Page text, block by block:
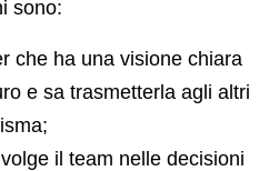
sono:
che ha una visione chiara
e sa trasmetterla agli altri
il team nelle decisioni